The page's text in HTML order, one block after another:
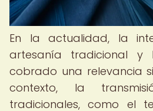
En la actualidad, la
artesanía tradicional
cobrado una relevancia
contexto, la
tradicionales, como el